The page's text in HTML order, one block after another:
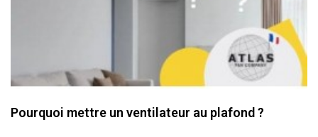
Pourquoi mettre un ventilateur au plafond ?